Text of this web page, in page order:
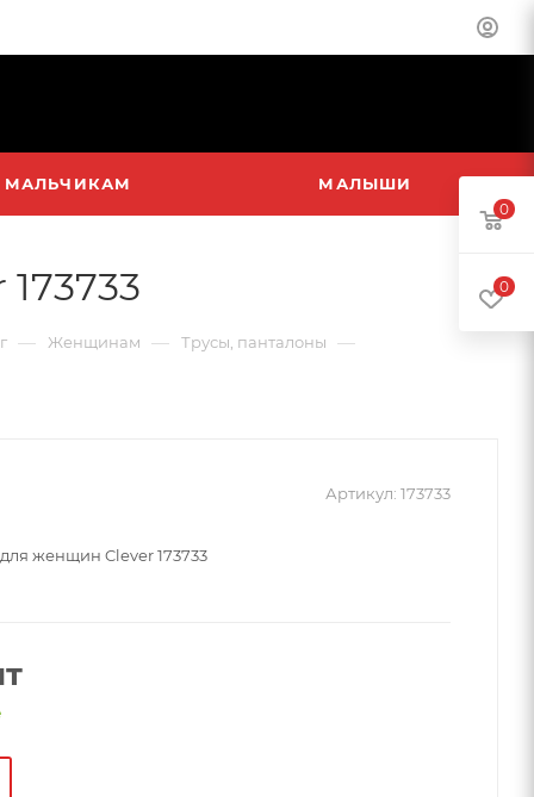
МАЛЬЧИКАМ МАЛЫШИ
— Женщинам — Трусы, панталоны —
Артикул: 173733
женщин Clever 173733
0
0